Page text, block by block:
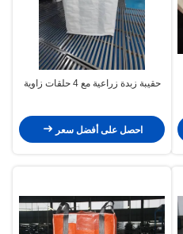
حقيبة زبدة زراعية مع 4 حلقات زاوية
احصل على أفضل سعر